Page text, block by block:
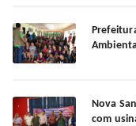
Nova
com